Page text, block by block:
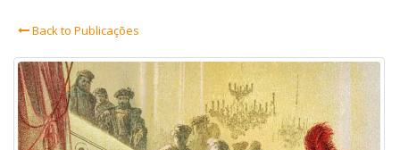
Back to Publicações